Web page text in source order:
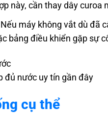
này, cần thay dây curoa
máy không vắt dù đã
bảng điều khiển gặp sự
đủ nước uy tín gần đây
cụ thể